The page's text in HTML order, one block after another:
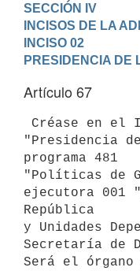
SECCIÓN IV
INCISOS DE LA
INCISO 02
PRESIDENCIA DE
Artículo 67
"Presidencia
programa 481
"Políticas de
ejecutora 001
República
y Unidades
Secretaría de
Será el